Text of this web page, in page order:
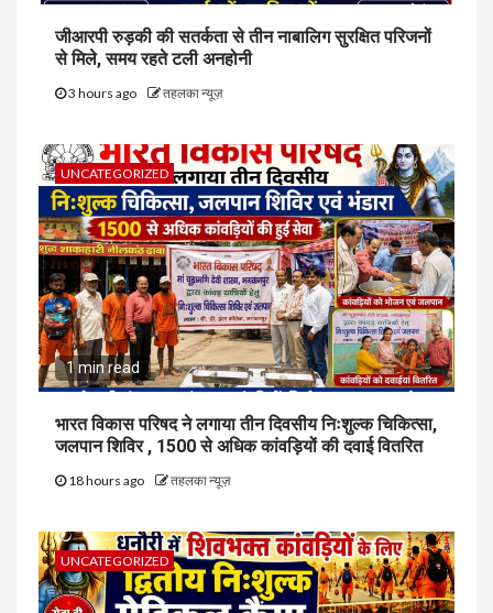
जीआरपी रुड़की की सतर्कता से तीन नाबालिग सुरक्षित परिजनों
से मिले, समय रहते टली अनहोनी
3 hours ago तहलका न्यूज़
UNCATEGORIZED
1 min read
भारत विकास परिषद ने लगाया तीन दिवसीय निःशुल्क चिकित्सा,
जलपान शिविर , 1500 से अधिक कांवड़ियों की दवाई वितरित
18 hours ago तहलका न्यूज़
UNCATEGORIZED